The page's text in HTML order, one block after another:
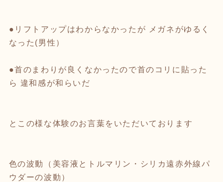
●リフトアップはわからなかったが メガネがゆるく
なった(男性）
●首のまわりが良くなかったので首のコリに貼った
ら 違和感が和らいだ
とこの様な体験のお言葉をいただいております
色の波動（美容液とトルマリン・シリカ遠赤外線パ
ウダーの波動）